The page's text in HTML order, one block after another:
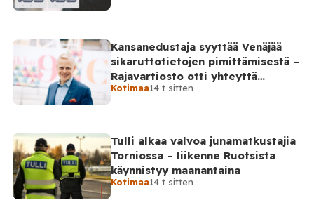
Kansanedustaja syyttää Venäjää
sikaruttotietojen pimittämisestä –
Rajavartiosto otti yhteyttä
Venäjälle
Kotimaa14 t sitten
Tulli alkaa valvoa junamatkustajia
Torniossa – liikenne Ruotsista
käynnistyy maanantaina
Kotimaa14 t sitten